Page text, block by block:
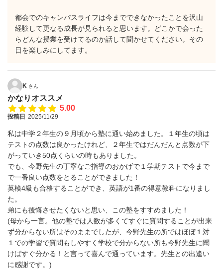
都会でのキャンパスライフは今までできなかったことを沢山
経験して更なる成長が見られると思います。どこかで会った
らどんな授業を受けてるのか話して聞かせてください。その
日を楽しみにしてます。
K さん
かなりオススメ
5.00
投稿日 2025/11/29
私は中学２年生の９月頃から塾に通い始めました。１年生の頃は
テストの点数は良かったけれど、２年生ではだんだんと点数が下
がっていき50点くらいの時もありました。
でも、今野先生の丁寧なご指導のおかげで１学期テストで今まで
で一番良い点数をとることができました！
英検4級も合格することができ、英語が1番の得意教科になりまし
た。
弟にも後悔させたくないと思い、この塾をすすめました！
(母から一言。他の塾では人数が多くてすぐに質問することが出来
ず分からない所はそのままでしたが、今野先生の所ではほぼ１対
１での学習で質問もしやすく学校で分からない所も今野先生に聞
けばすぐ分かる！と言って喜んで通っています。先生との出逢い
に感謝です。)